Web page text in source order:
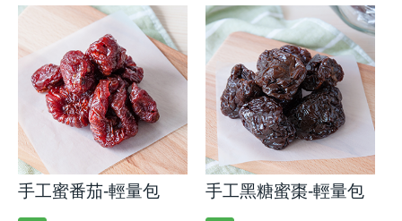
手工蜜番茄-輕量包 手工黑糖蜜棗-輕量包